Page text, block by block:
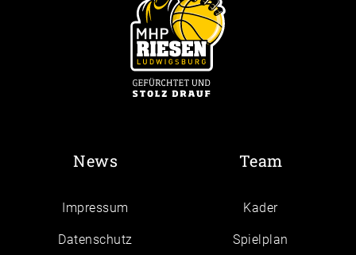
News
Impressum
Daten­schutz
Team
Kader
Spielplan